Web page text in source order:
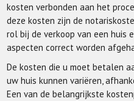
kosten verbonden aan het
deze kosten zijn de
rol bij de verkoop van een huis
aspecten correct worden
De kosten die u moet betalen
uw huis kunnen variëren,
Een van de belangrijkste